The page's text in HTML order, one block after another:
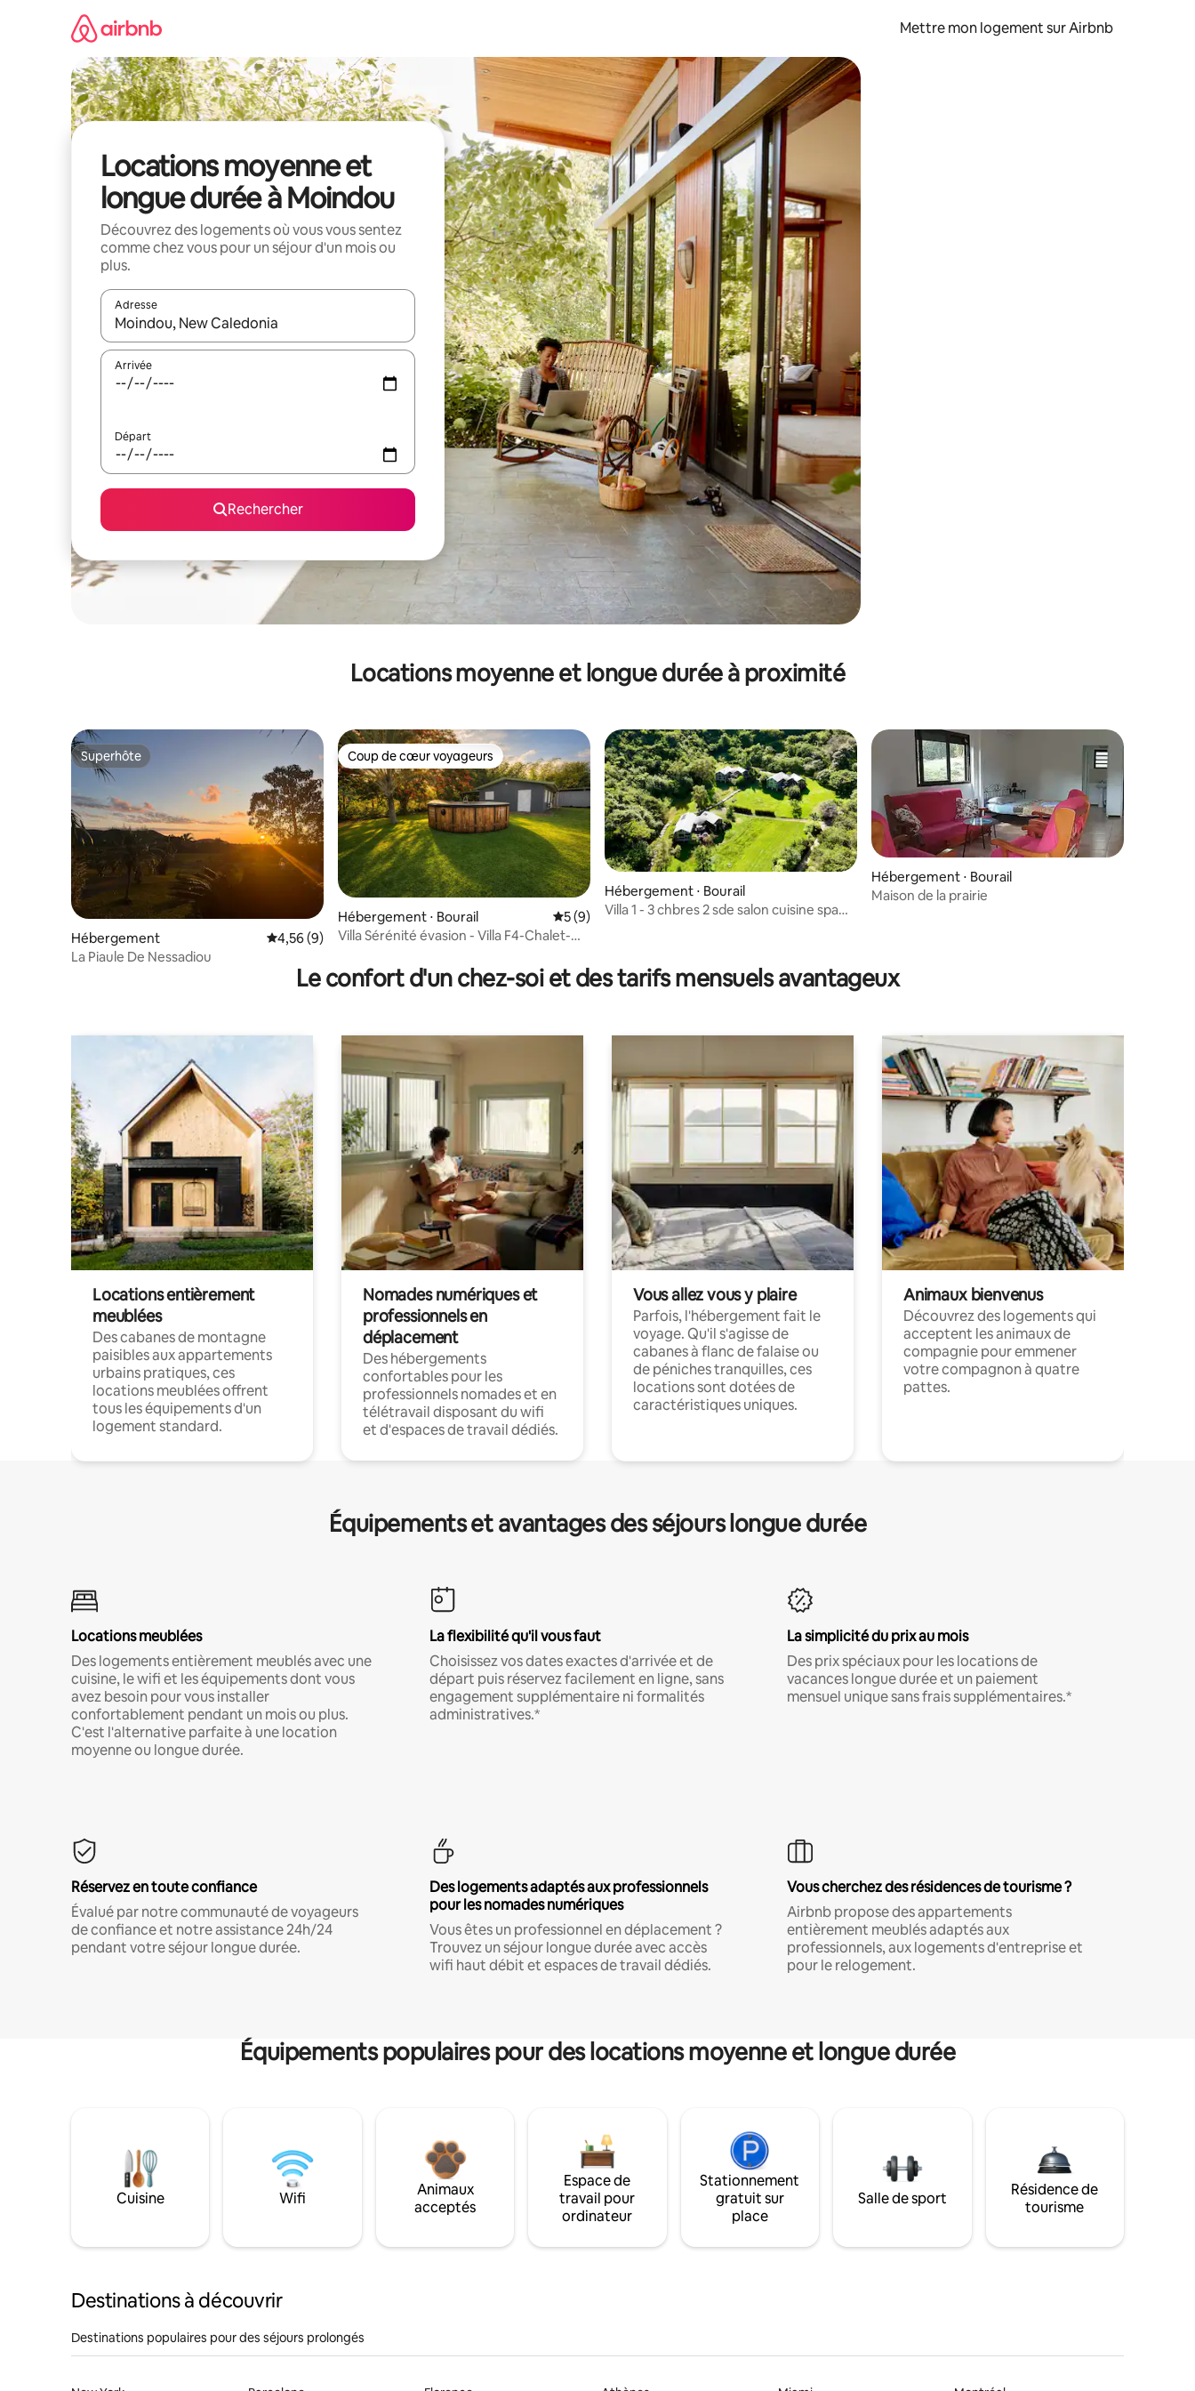
Mettre mon logement sur Airbnb
Locations moyenne et
longue durée à Moindou
Découvrez des logements où vous vous sentez
comme chez vous pour un séjour d'un mois ou
plus.
Adresse
Lorsque les résultats s'affichent, utilisez les flèches vers le haut et vers le bas pour les parcourir ou en appuyant et en faisant glisser.
Arrivée
Départ
Rechercher
Locations moyenne et longue durée à proximité
Superhôte
Superhôte
Hébergement Évaluation moyenne sur la base de 9 commentaires : 4,56 sur 5
4,56 (9)
La Piaule De Nessadiou
Coup de cœur voyageurs
Coup de cœur voyageurs
Hébergement ⋅ Bourail Évaluation moyenne sur la base de 9 commentaires : 5 sur 5
5 (9)
Villa Sérénité évasion - Villa F4-Chalet-
Hébergement ⋅ Bourail
Villa 1 - 3 chbres 2 sde salon cuisine spa
Hébergement ⋅ Bourail
Maison de la prairie
Le confort d'un chez-soi et des tarifs mensuels avantageux
Locations entièrement
meublées
Des cabanes de montagne
paisibles aux appartements
urbains pratiques, ces
locations meublées offrent
tous les équipements d'un
logement standard.
Nomades numériques et
professionnels en
déplacement
Des hébergements
confortables pour les
professionnels nomades et en
télétravail disposant du wifi
et d'espaces de travail dédiés.
Vous allez vous y plaire
Parfois, l'hébergement fait le
voyage. Qu'il s'agisse de
cabanes à flanc de falaise ou
de péniches tranquilles, ces
locations sont dotées de
caractéristiques uniques.
Animaux bienvenus
Découvrez des logements qui
acceptent les animaux de
compagnie pour emmener
votre compagnon à quatre
pattes.
Équipements et avantages des séjours longue durée
Locations meublées
Des logements entièrement meublés avec une
cuisine, le wifi et les équipements dont vous
avez besoin pour vous installer
confortablement pendant un mois ou plus.
C'est l'alternative parfaite à une location
moyenne ou longue durée.
La flexibilité qu'il vous faut
Choisissez vos dates exactes d'arrivée et de
départ puis réservez facilement en ligne, sans
engagement supplémentaire ni formalités
administratives.*
La simplicité du prix au mois
Des prix spéciaux pour les locations de
vacances longue durée et un paiement
mensuel unique sans frais supplémentaires.*
Réservez en toute confiance
Évalué par notre communauté de voyageurs
de confiance et notre assistance 24h/24
pendant votre séjour longue durée.
Des logements adaptés aux professionnels
pour les nomades numériques
Vous êtes un professionnel en déplacement ?
Trouvez un séjour longue durée avec accès
wifi haut débit et espaces de travail dédiés.
Vous cherchez des résidences de tourisme ?
Airbnb propose des appartements
entièrement meublés adaptés aux
professionnels, aux logements d'entreprise et
pour le relogement.
Équipements populaires pour des locations moyenne et longue durée
Cuisine Wifi
Animaux
acceptés
Espace de
travail pour
ordinateur
Stationnement
gratuit sur
place
Salle de sport
Résidence de
tourisme
Destinations à découvrir
Destinations populaires pour des séjours prolongés